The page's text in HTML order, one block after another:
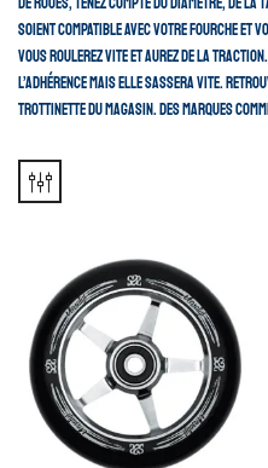
soient compatible avec votre fourche et
vous roulerez vite et aurez de la
l’adhérence mais elle sassera vite.
trottinette du magasin. Des marques